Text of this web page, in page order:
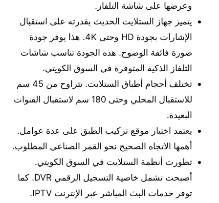
وعرضها على شاشة التلفاز.
يتميز جهاز الستلايت الحديث بقدرته على استقبال
الإشارات بجودة HD وحتى 4K. هذا يوفر جودة
صورة فائقة الوضوح. هذه الجودة تناسب شاشات
التلفاز الذكية المتوفرة في السوق الكويتي.
تختلف أحجام أطباق الستلايت. تتراوح من 45 سم
للاستقبال المحلي وحتى 180 سم لاستقبال القنوات
البعيدة.
يعتمد اختيار موقع تركيب الطبق على عدة عوامل.
أهمها الاتجاه الصحيح نحو القمر الصناعي المطلوب.
تطورت أنظمة الستلايت في السوق الكويتي.
أصبحت تشمل خاصية التسجيل الرقمي DVR. كما
توفر خدمات البث المباشر عبر الإنترنت IPTV.